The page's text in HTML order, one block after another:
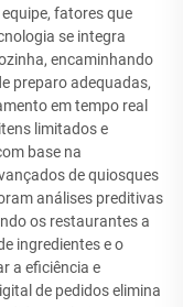
fatores que
se integra
encaminhando
preparo adequadas,
em tempo real
limitados e
base na
de quiosques
análises preditivas
os restaurantes a
ingredientes e o
a eficiência e
de pedidos elimina